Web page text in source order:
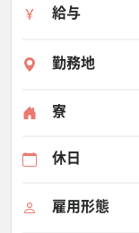
給与
勤務地
寮
休日
雇用形態